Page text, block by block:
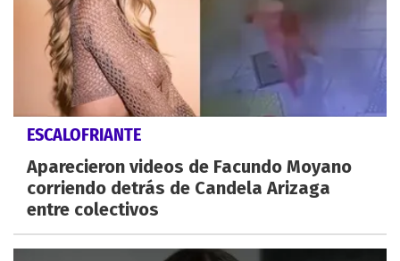
ESCALOFRIANTE
Aparecieron videos de Facundo Moyano
corriendo detrás de Candela Arizaga
entre colectivos